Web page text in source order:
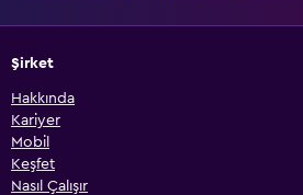
Şirket
Hakkında
Kariyer
Mobil
Keşfet
Nasıl Çalışır